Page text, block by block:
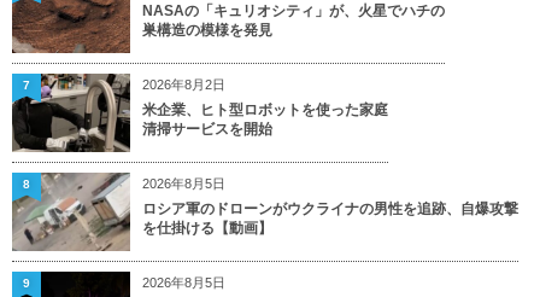
NASAの「キュリオシティ」が、火星でハチの
巣構造の模様を発見
2026年8月2日
米企業、ヒト型ロボットを使った家庭
清掃サービスを開始
7
2026年8月5日
ロシア軍のドローンがウクライナの男性を追跡、自爆攻撃
を仕掛ける【動画】
8
2026年8月5日
9